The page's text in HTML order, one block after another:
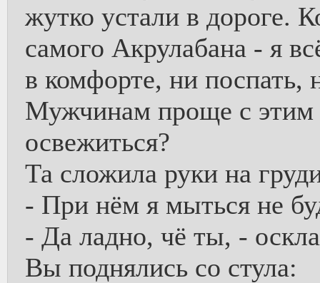
жутко устали в дороге.
самого Акрулабана - я
в комфорте, ни поспать,
Мужчинам проще с этим
освежиться?
Та сложила руки на
- При нём я мыться не
- Да ладно, чё ты, -
Вы поднялись со стула: